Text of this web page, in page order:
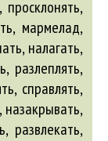
мармелад,
налагать,
разлеплять,
справлять,
назакрывать,
развлекать,